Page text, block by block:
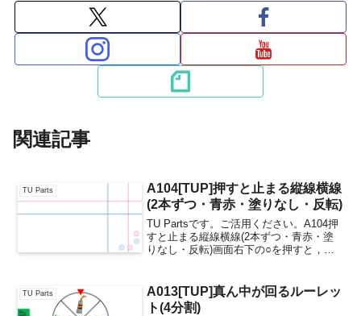
関連記事
TU Parts
A104[TUP]押すと止まる縦線横線
(2本ずつ・青赤・塗りなし・反転)
TU Partsです。ご活用ください。A104押
すと止まる縦線横線(2本ずつ・青赤・塗
りなし・反転)画面右下の○を押すと，画
一度押すと止まります。さらに押すと，
再び最初の...
TU Parts
A013[TUP]真ん中が回るルーレッ
ト(4分割)